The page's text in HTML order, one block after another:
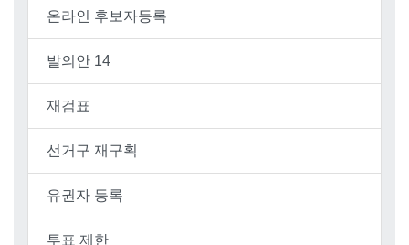
온라인 후보자등록
발의안 14
재검표
선거구 재구획
유권자 등록
투표 제한